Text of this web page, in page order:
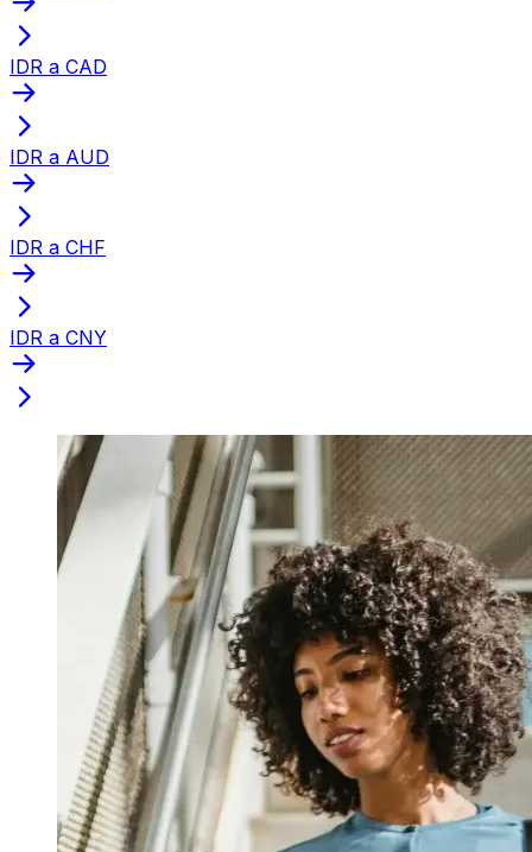
IDR a CAD
IDR a AUD
IDR a CHF
IDR a CNY